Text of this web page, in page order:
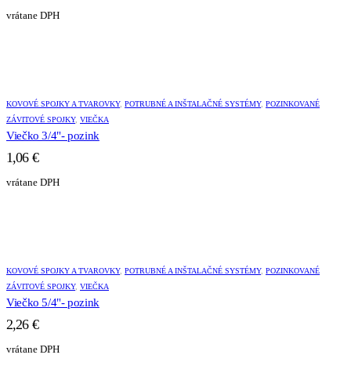
vrátane DPH
KOVOVÉ SPOJKY A TVAROVKY, POTRUBNÉ A INŠTALAČNÉ SYSTÉMY, POZINKOVANÉ
ZÁVITOVÉ SPOJKY, VIEČKA
Viečko 3/4"- pozink
1,06 €
vrátane DPH
KOVOVÉ SPOJKY A TVAROVKY, POTRUBNÉ A INŠTALAČNÉ SYSTÉMY, POZINKOVANÉ
ZÁVITOVÉ SPOJKY, VIEČKA
Viečko 5/4"- pozink
2,26 €
vrátane DPH